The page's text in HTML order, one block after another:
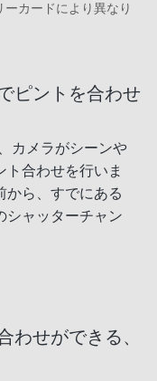
カードにより異なり
ピントを合わせ
カメラがシーンや
合わせを行いま
から、すでにある
シャッターチャン
わせができる、